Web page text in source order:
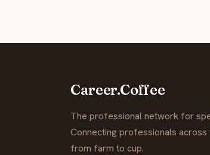
Career.Coffee
The professional network for
Connecting professionals across
from farm to cup.